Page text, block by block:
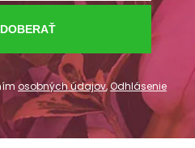
osobných údajov,Odhlásenie